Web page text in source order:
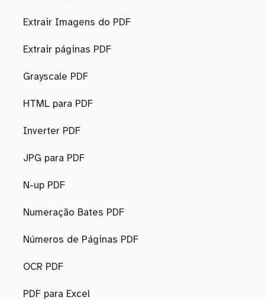
Extrair Imagens do PDF
Extrair páginas PDF
Grayscale PDF
HTML para PDF
Inverter PDF
JPG para PDF
N-up PDF
Numeração Bates PDF
Números de Páginas PDF
OCR PDF
PDF para Excel